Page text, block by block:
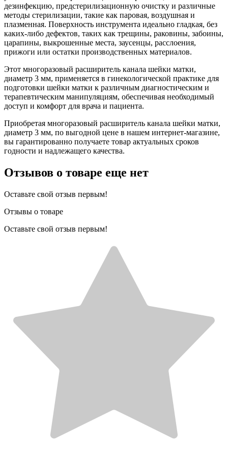
дезинфекцию, предстерилизационную очистку и различные
методы стерилизации, такие как паровая, воздушная и
плазменная. Поверхность инструмента идеально гладкая, без
каких-либо дефектов, таких как трещины, раковины, забоины,
царапины, выкрошенные места, заусенцы, расслоения,
прижоги или остатки производственных материалов.
Этот многоразовый расширитель канала шейки матки,
диаметр 3 мм, применяется в гинекологической практике для
подготовки шейки матки к различным диагностическим и
терапевтическим манипуляциям, обеспечивая необходимый
доступ и комфорт для врача и пациента.
Приобретая многоразовый расширитель канала шейки матки,
диаметр 3 мм, по выгодной цене в нашем интернет-магазине,
вы гарантированно получаете товар актуальных сроков
годности и надлежащего качества.
Отзывов о товаре еще нет
Оставьте свой отзыв первым!
Отзывы о товаре
Оставьте свой отзыв первым!